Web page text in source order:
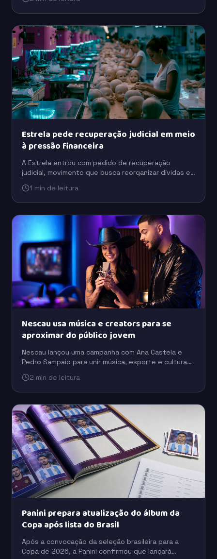
da torcida.
Estrela pede recuperação judicial em meio
à pressão financeira
A Estrela entrou com pedido de recuperação
judicial, movimento que busca reorganizar dívidas e
financeira.
1 min de leitura
Nescau usa música e creators para se
aproximar do público jovem
Nescau lançou uma campanha com Ana Castela e
Pedro Sampaio para unir música, esporte e cultura
novas gerações.
2 min de leitura
Panini prepara atualização do álbum da
Copa após lista do Brasil
Após a convocação da seleção brasileira para a
Copa de 2026, a Panini confirmou que lançará